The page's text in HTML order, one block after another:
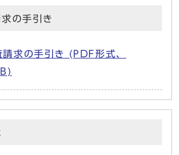
の手引き
請求の手引き (PDF形式、